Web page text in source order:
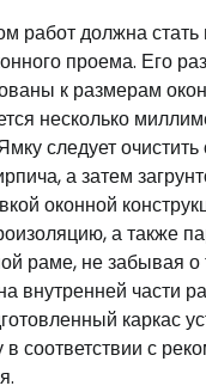
работ должна стать
проема. Его
к размерам
несколько
следует очистить
а затем
оконной
а также
раме, не забывая о
внутренней части
каркас
соответствии с